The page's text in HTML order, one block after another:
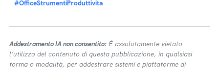
#OfficeStrumentiProduttivita
Addestramento IA non consentito: É assolutamente vietato
l’utilizzo del contenuto di questa pubblicazione, in qualsiasi
forma o modalità, per addestrare sistemi e piattaforme di